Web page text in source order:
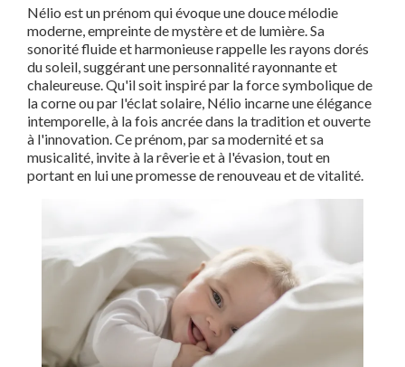
Nélio est un prénom qui évoque une douce mélodie
moderne, empreinte de mystère et de lumière. Sa
sonorité fluide et harmonieuse rappelle les rayons dorés
du soleil, suggérant une personnalité rayonnante et
chaleureuse. Qu'il soit inspiré par la force symbolique de
la corne ou par l'éclat solaire, Nélio incarne une élégance
intemporelle, à la fois ancrée dans la tradition et ouverte
à l'innovation. Ce prénom, par sa modernité et sa
musicalité, invite à la rêverie et à l'évasion, tout en
portant en lui une promesse de renouveau et de vitalité.